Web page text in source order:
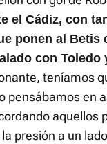
el Cádiz, con
ponen al Betis
con Toledo
teníamos
pensábamos en
aquellos
presión a un